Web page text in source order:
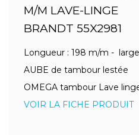
M/M LAVE-LINGE
BRANDT 55X2981
Longueur : 198 m/m -
AUBE de tambour lestée
OMEGA tambour Lave
VOIR LA FICHE PRODUIT